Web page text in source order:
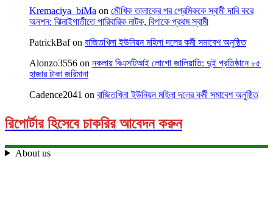
Kremaciya_biMa on মৌখিক তালাকের পর প্রেমিককে স্বামী দাবি করে
অনশন: ঝিনাইগাতীতে পারিবারিক নাটক, বিপাকে প্রথম স্বামী
PatrickBafon বাজিতখিলা ইউনিয়ন মহিলা দলের কর্মী সমাবেশ অনুষ্ঠিত
Alonzo3556 on নকলায় বিএসটিআই লোগো জালিয়াতি: দুই প্রতিষ্ঠানে ৮৫
হাজার টাকা জরিমানা
Cadence2041 on বাজিতখিলা ইউনিয়ন মহিলা দলের কর্মী সমাবেশ অনুষ্ঠিত
রিপোর্টার হিসেবে চাকরির আবেদন করুন
About us